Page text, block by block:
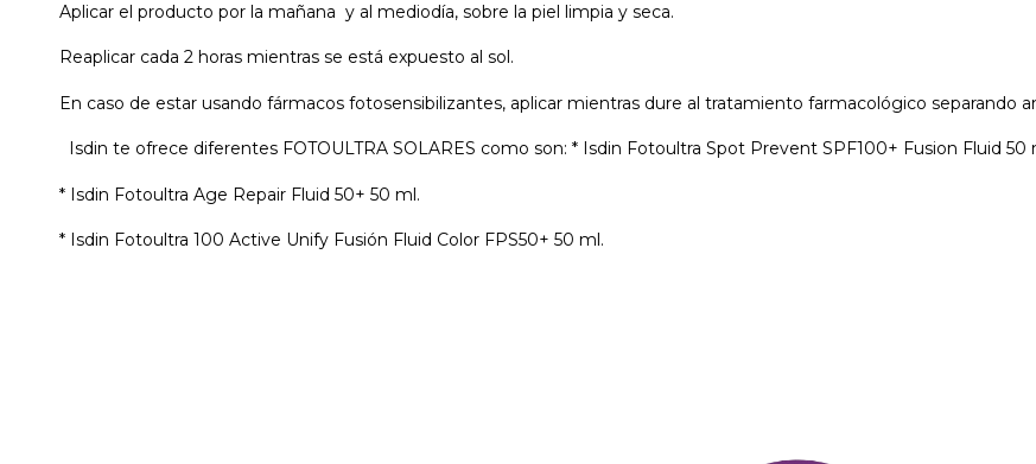
Aplicar el producto por la mañana y al mediodía, sobre la piel limpia y seca.
Reaplicar cada 2 horas mientras se está expuesto al sol.
En caso de estar usando fármacos fotosensibilizantes, aplicar mientras dure al tratamiento farmacológico separando
Isdin te ofrece diferentes FOTOULTRA SOLARES como son: * Isdin Fotoultra Spot Prevent SPF100+ Fusion Fluid 50
* Isdin Fotoultra Age Repair Fluid 50+ 50 ml.
* Isdin Fotoultra 100 Active Unify Fusión Fluid Color FPS50+ 50 ml.